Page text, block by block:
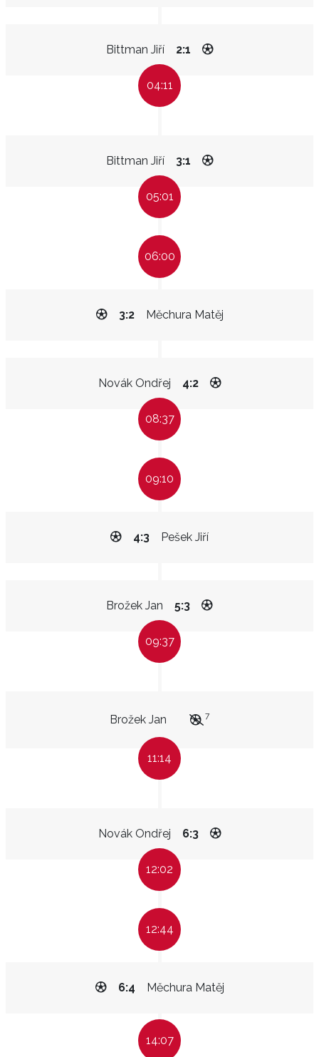
Bittman Jiří 2:1
04:11
Bittman Jiří 3:1
05:01
06:00
Měchura Matěj
3:2
Novák Ondřej 4:2
08:37
09:10
Pešek Jiří
4:3
Brožek Jan 5:3
09:37
Brožek Jan 7
11:14
Novák Ondřej 6:3
12:02
12:44
Měchura Matěj
6:4
14:07